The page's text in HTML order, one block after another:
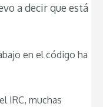
a decir que está
en el código ha
IRC, muchas